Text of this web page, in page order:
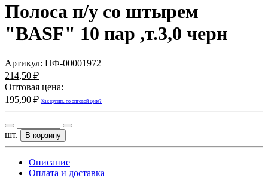
Полоса п/у со штырем
"BASF" 10 пар ,т.3,0 черн
Артикул: НФ-00001972
214,50 ₽
Оптовая цена:
195,90 ₽ Как купить по оптовой цене?
шт. В корзину
Описание
Оплата и доставка